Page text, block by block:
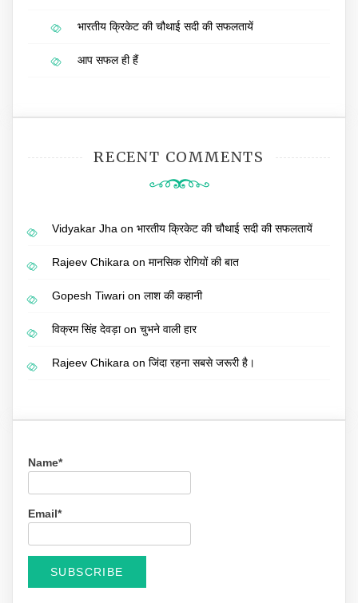
भारतीय क्रिकेट की चौथाई सदी की सफलतायें
आप सफल ही हैं
RECENT COMMENTS
Vidyakar Jha on भारतीय क्रिकेट की चौथाई सदी की सफलतायें
Rajeev Chikara on मानसिक रोगियों की बात
Gopesh Tiwari on लाश की कहानी
विक्रम सिंह देवड़ाon चुभने वाली हार
Rajeev Chikara on जिंदा रहना सबसे जरूरी है।
Name*
Email*